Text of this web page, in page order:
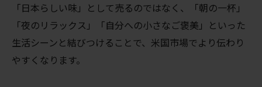
「日本らしい味」として売るのではなく、「朝の一杯」
「夜のリラックス」「自分への小さなご褒美」といった
生活シーンと結びつけることで、米国市場でより伝わり
やすくなります。